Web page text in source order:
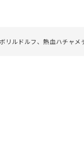
ルドルフ、熱血ハチャメ